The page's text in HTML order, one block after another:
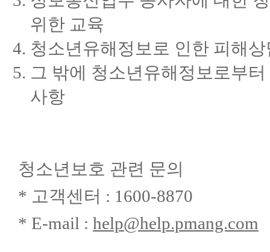
위한 교육
청소년유해정보로 인한 피해
그 밖에 청소년유해정보로부
사항
청소년보호 관련 문의
* 고객센터 : 1600-8870
* E-mail : help@help.pmang.com